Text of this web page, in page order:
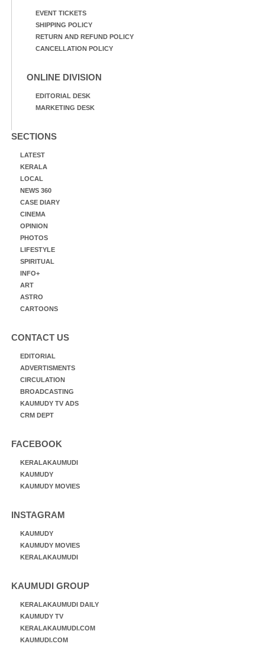
EVENT TICKETS
SHIPPING POLICY
RETURN AND REFUND POLICY
CANCELLATION POLICY
ONLINE DIVISION
EDITORIAL DESK
MARKETING DESK
SECTIONS
LATEST
KERALA
LOCAL
NEWS 360
CASE DIARY
CINEMA
OPINION
PHOTOS
LIFESTYLE
SPIRITUAL
INFO+
ART
ASTRO
CARTOONS
CONTACT US
EDITORIAL
ADVERTISMENTS
CIRCULATION
BROADCASTING
KAUMUDY TV ADS
CRM DEPT
FACEBOOK
KERALAKAUMUDI
KAUMUDY
KAUMUDY MOVIES
INSTAGRAM
KAUMUDY
KAUMUDY MOVIES
KERALAKAUMUDI
KAUMUDI GROUP
KERALAKAUMUDI DAILY
KAUMUDY TV
KERALAKAUMUDI.COM
KAUMUDI.COM